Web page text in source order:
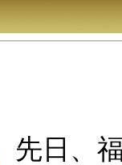
先日、